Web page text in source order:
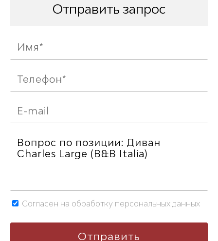
Отправить запрос
Согласен на обработку персональных данных